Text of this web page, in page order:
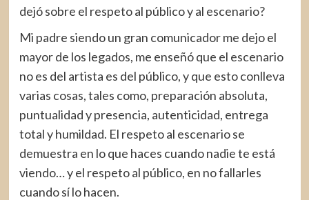
dejó sobre el respeto al público y al escenario?
Mi padre siendo un gran comunicador me dejo el
mayor de los legados, me enseñó que el escenario
no es del artista es del público, y que esto conlleva
varias cosas, tales como, preparación absoluta,
puntualidad y presencia, autenticidad, entrega
total y humildad. El respeto al escenario se
demuestra en lo que haces cuando nadie te está
viendo… y el respeto al público, en no fallarles
cuando sí lo hacen.